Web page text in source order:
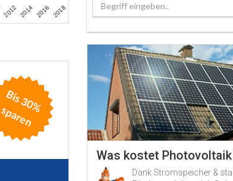
2012 2014 2016 2018
B
is
3
0
%
s
p
a
r
e
n
Begriff eingeben..